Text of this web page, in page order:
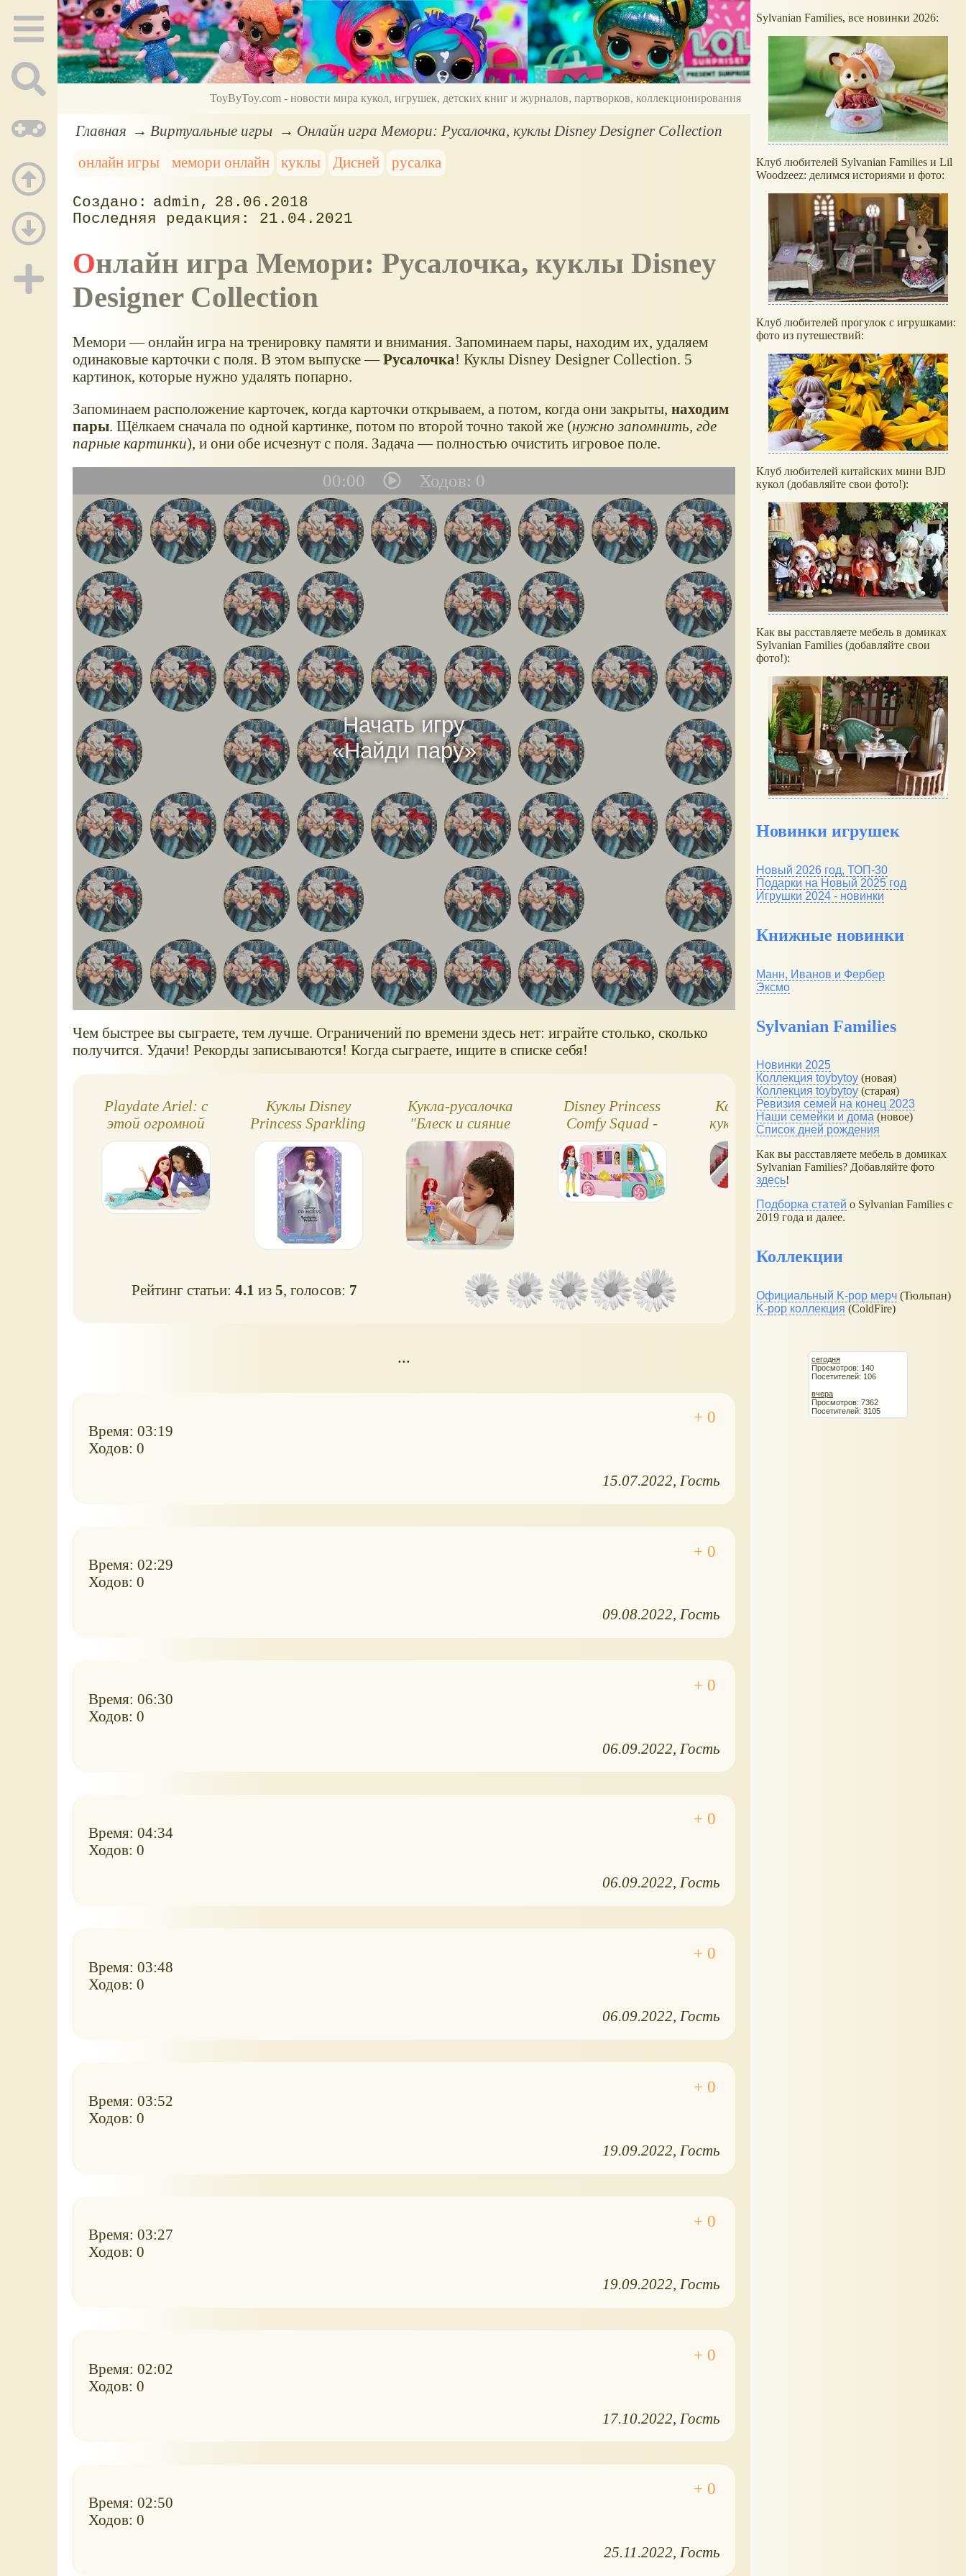
ToyByToy.com - новости мира кукол, игрушек, детских книг и журналов, партворков, коллекционирования
Главная Виртуальные игры
Онлайн игра Мемори: Русалочка, куклы Disney Designer Collection
онлайн игры
мемори онлайн куклы Дисней русалка
admin
28.06.2018
21.04.2021
Онлайн игра Мемори: Русалочка, куклы Disney
Designer Collection
Мемори — онлайн игра на тренировку памяти и внимания. Запоминаем пары, находим их, удаляем
одинаковые карточки с поля. В этом выпуске —Русалочка! Куклы Disney Designer Collection. 5
картинок, которые нужно удалять попарно.
Запоминаем расположение карточек, когда карточки открываем, а потом, когда они закрыты, находим
пары. Щёлкаем сначала по одной картинке, потом по второй точно такой же (нужно запомнить, где
парные картинки), и они обе исчезнут с поля. Задача — полностью очистить игровое поле.
00:00 Ходов: 0
Начать игру
«Найди пару»
Чем быстрее вы сыграете, тем лучше. Ограничений по времени здесь нет: играйте столько, сколько
получится. Удачи! Рекорды записываются! Когда сыграете, ищите в списке себя!
Playdate Ariel: с
этой огромной
куклой-русалочкой
можно
отправиться в
море!
Куклы Disney
Princess Sparkling
Princess (2026,
Mattel)
Кукла-русалочка
"Блеск и сияние
Ариэль" (Glitter 'n
Glow Ariel)
Disney Princess
Comfy Squad -
Ариэль и
грузовичок
сладостей!
Коллекционные
куклы принцессы
Диснея из
коллекции
Enchanted Elegance
Фигурки
High Series 3:
куклы, игровые
наборы.
Рейтинг статьи:4.1 из5, голосов: 7
...
Время: 03:19
Ходов: 0
15.07.2022 Гость
Время: 02:29
Ходов: 0
09.08.2022 Гость
Время: 06:30
Ходов: 0
06.09.2022 Гость
Время: 04:34
Ходов: 0
06.09.2022 Гость
Время: 03:48
Ходов: 0
06.09.2022 Гость
Время: 03:52
Ходов: 0
19.09.2022 Гость
Время: 03:27
Ходов: 0
19.09.2022 Гость
Время: 02:02
Ходов: 0
17.10.2022 Гость
Время: 02:50
Ходов: 0
25.11.2022 Гость
Sylvanian Families, все новинки 2026:
Клуб любителей Sylvanian Families и Lil
Woodzeez: делимся историями и фото:
Клуб любителей прогулок с игрушками:
фото из путешествий:
Клуб любителей китайских мини BJD
кукол (добавляйте свои фото!):
Как вы расставляете мебель в домиках
Sylvanian Families (добавляйте свои
фото!):
Новинки игрушек
Новый 2026 год, ТОП-30
Подарки на Новый 2025 год
Игрушки 2024 - новинки
Книжные новинки
Манн, Иванов и Фербер
Эксмо
Sylvanian Families
Новинки 2025
Коллекция toybytoy (новая)
Коллекция toybytoy (старая)
Ревизия семей на конец 2023
Наши семейки и дома (новое)
Список дней рождения
Как вы расставляете мебель в домиках
Sylvanian Families? Добавляйте фото
здесь!
Подборка статей о Sylvanian Families с
2019 года и далее.
Коллекции
Официальный K-pop мерч (Тюльпан)
K-pop коллекция (ColdFire)
сегодня
Просмотров: 140
Посетителей: 106
вчера
Просмотров: 7362
Посетителей: 3105